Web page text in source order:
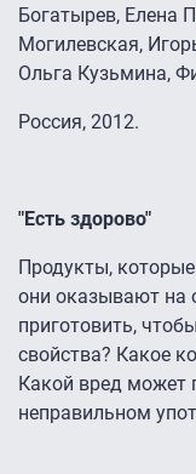
Богатырев, Елена
Могилевская,
Ольга Кузьмина,
Россия, 2012.
"Есть здорово"
Продукты,
они оказывают на
приготовить,
свойства? Какое
Какой вред может
неправильном